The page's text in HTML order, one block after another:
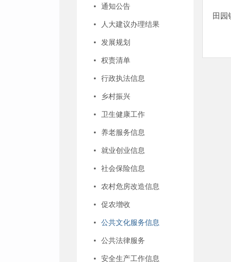
通知公告
人大建议办理结果
发展规划
权责清单
行政执法信息
乡村振兴
卫生健康工作
养老服务信息
就业创业信息
社会保险信息
农村危房改造信息
促农增收
公共文化服务信息
公共法律服务
安全生产工作信息
田园